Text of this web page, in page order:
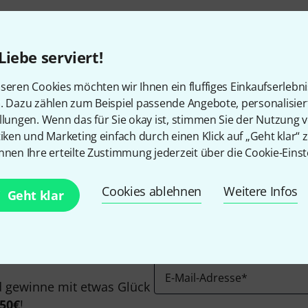
serviert!
Cookies möchten wir Ihnen ein fluffiges
Dazu zählen zum Beispiel passende Angebote,
Wenn das für Sie okay ist, stimmen Sie der Nutzung
und Marketing einfach durch einen Klick auf „Geht klar“
Ihre erteilte Zustimmung jederzeit über die Cookie-
Geht klar Cookies ablehnen Weitere Infos
Kostenloser Versand ab
Gefällt Ihnen, was Sie sehen?
mit etwas Glück
50€!
E-Mail-Adresse*